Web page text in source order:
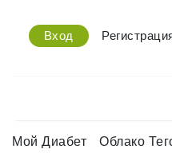
Вход
Мой Диабет Облако